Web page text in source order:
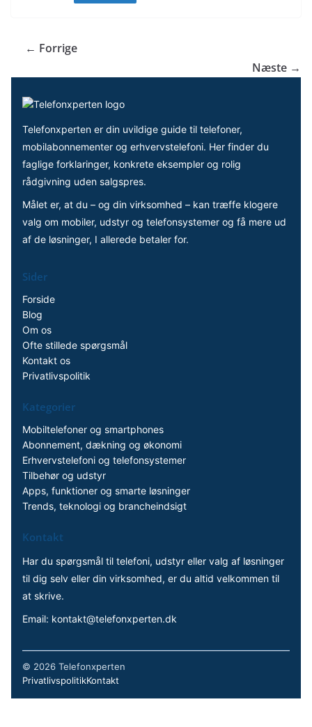
← Forrige
Næste →
Telefonxperten er din uvildige guide til telefoner,
mobilabonnementer og erhvervstelefoni. Her finder du
faglige forklaringer, konkrete eksempler og rolig
rådgivning uden salgspres.
Målet er, at du – og din virksomhed – kan træffe klogere
valg om mobiler, udstyr og telefonsystemer og få mere ud
af de løsninger, I allerede betaler for.
Sider
Forside
Blog
Om os
Ofte stillede spørgsmål
Kontakt os
Privatlivspolitik
Kategorier
Mobiltelefoner og smartphones
Abonnement, dækning og økonomi
Erhvervstelefoni og telefonsystemer
Tilbehør og udstyr
Apps, funktioner og smarte løsninger
Trends, teknologi og brancheindsigt
Kontakt
Har du spørgsmål til telefoni, udstyr eller valg af løsninger
til dig selv eller din virksomhed, er du altid velkommen til
at skrive.
Email: kontakt@telefonxperten.dk
© 2026 Telefonxperten
PrivatlivspolitikKontakt